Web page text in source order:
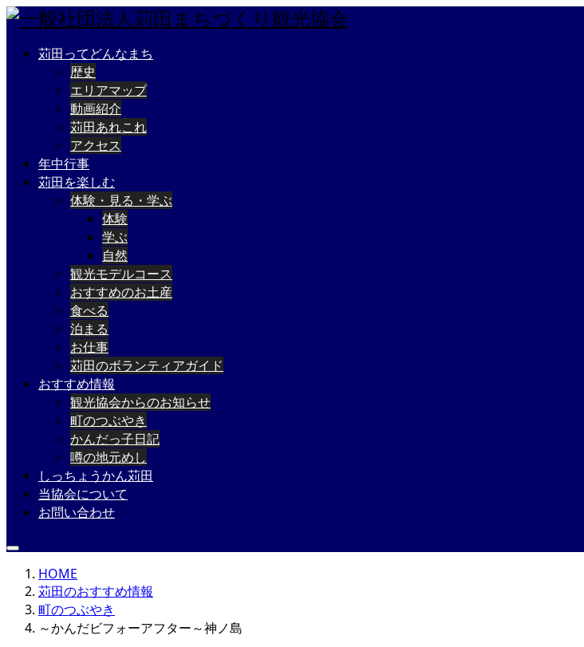
苅田ってどんなまち
歴史
エリアマップ
動画紹介
苅田あれこれ
アクセス
年中行事
苅田を楽しむ
体験・見る・学ぶ
体験
学ぶ
自然
観光モデルコース
おすすめのお土産
食べる
泊まる
お仕事
苅田のボランティアガイド
おすすめ情報
観光協会からのお知らせ
町のつぶやき
かんだっ子日記
噂の地元めし
しっちょうかん苅田
当協会について
お問い合わせ
HOME
苅田のおすすめ情報
町のつぶやき
～かんだビフォーアフター～神ノ島